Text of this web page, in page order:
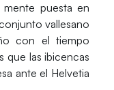
puesta en
vallesano
con el tiempo
que las ibicencas
ante el Helvetia